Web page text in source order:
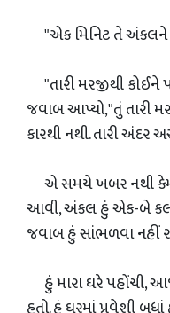
"એક મિનિટ તે અંકલને
"તારી મરજીથી
જવાબ આપ્યો,"તું તારી
કારથી નથી. તારી
એ સમયે ખબર નથી કેમ
આવી, અંકલ હું એક-બે
જવાબ હું સાંભળવા નહીં
હું મારા ઘરે પહોંચી,